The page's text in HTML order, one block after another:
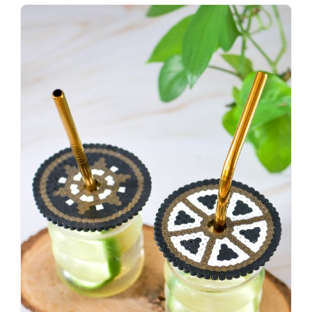
Wenn
schöner
KNALLTS!
#badezimmer
#makeover
#badezimmerdesign
#renovieren
#altbau